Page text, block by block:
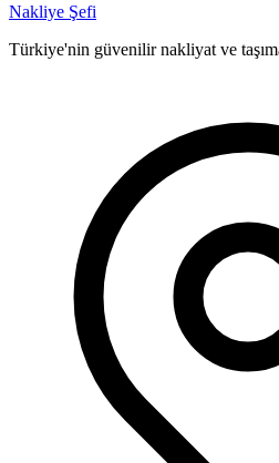
Nakliye Şefi
Türkiye'nin güvenilir nakliyat ve